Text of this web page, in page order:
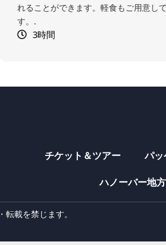
3.5時間
チケット＆ツアー パ
ハノーバー地方
載を禁じます。